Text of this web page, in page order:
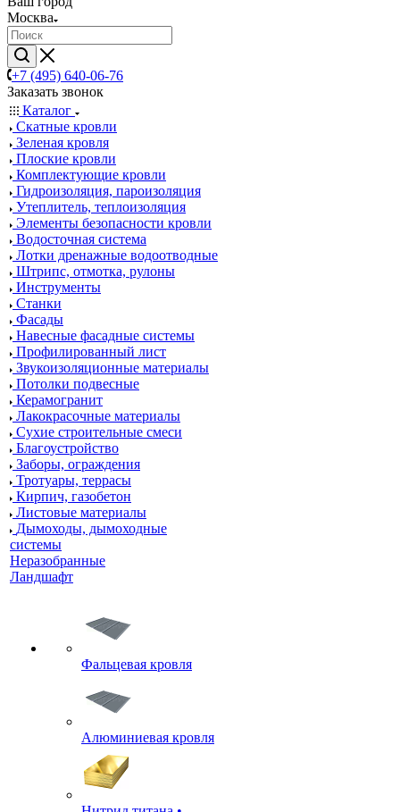
Москва
+7 (495) 640-06-76
Заказать звонок
Каталог
Скатные кровли
Зеленая кровля
Плоские кровли
Комплектующие кровли
Гидроизоляция, пароизоляция
Утеплитель, теплоизоляция
Элементы безопасности кровли
Водосточная система
Лотки дренажные водоотводные
Штрипс, отмотка, рулоны
Инструменты
Станки
Фасады
Навесные фасадные системы
Профилированный лист
Звукоизоляционные материалы
Потолки подвесные
Керамогранит
Лакокрасочные материалы
Сухие строительные смеси
Благоустройство
Заборы, ограждения
Тротуары, террасы
Кирпич, газобетон
Листовые материалы
Дымоходы, дымоходные
системы
Неразобранные
Ландшафт
Фальцевая кровля
Алюминиевая кровля